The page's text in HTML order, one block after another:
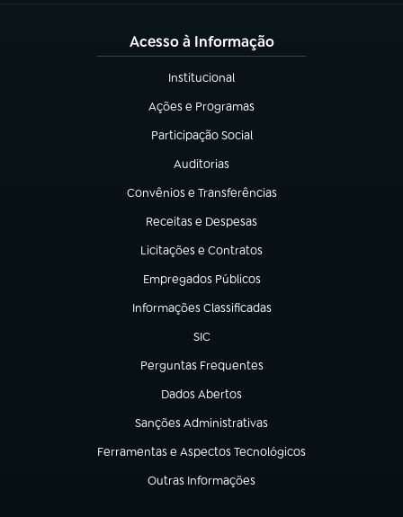
Acesso à Informação
Institucional
(abre em nova aba)
Ações e Programas
(abre em nova aba)
Participação Social
(abre em nova aba)
Auditorias
(abre em nova aba)
Convênios e Transferências
(abre em nova aba)
Receitas e Despesas
(abre em nova aba)
Licitações e Contratos
(abre em nova aba)
Empregados Públicos
(abre em nova aba)
Informações Classificadas
(abre em nova aba)
SIC
(abre em nova aba)
Perguntas Frequentes
(abre em nova aba)
Dados Abertos
(abre em nova aba)
Sanções Administrativas
(abre em nova aba)
Ferramentas e Aspectos Tecnológicos
(abre em nova aba)
Outras Informações
(abre em nova aba)